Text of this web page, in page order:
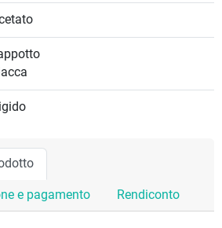
e pagamento Rendiconto